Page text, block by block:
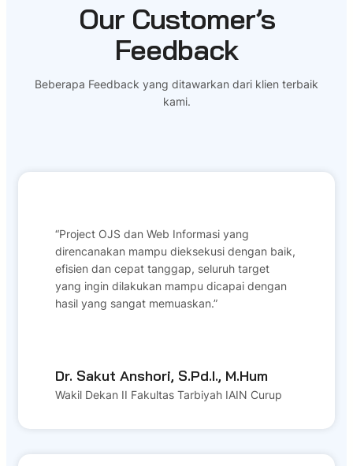
Our Customer’s
Feedback
Beberapa Feedback yang ditawarkan dari klien terbaik
kami.
“Project OJS dan Web Informasi yang
direncanakan mampu dieksekusi dengan baik,
efisien dan cepat tanggap, seluruh target
yang ingin dilakukan mampu dicapai dengan
hasil yang sangat memuaskan.”
Dr. Sakut Anshori, S.Pd.I., M.Hum
Wakil Dekan II Fakultas Tarbiyah IAIN Curup